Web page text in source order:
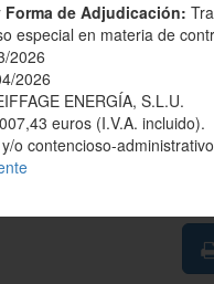
de Adjudicación:
especial en materia de
2026
2026
ENERGÍA, S.L.U.
euros (I.V.A. incluido).
o contencioso-